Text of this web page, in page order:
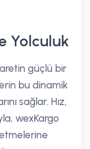
Yolculuk
güçlü bir
bu dinamik
sağlar. Hız,
wexKargo